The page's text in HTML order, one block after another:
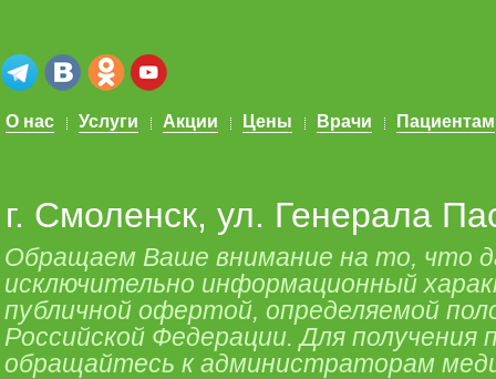
О нас Услуги Акции Цены Врачи Пациентам
г. Смоленск, ул. Генерала
Обращаем Ваше внимание на то, что
исключительно информационный
публичной офертой, определяемой
Российской Федерации. Для
обращайтесь к администраторам